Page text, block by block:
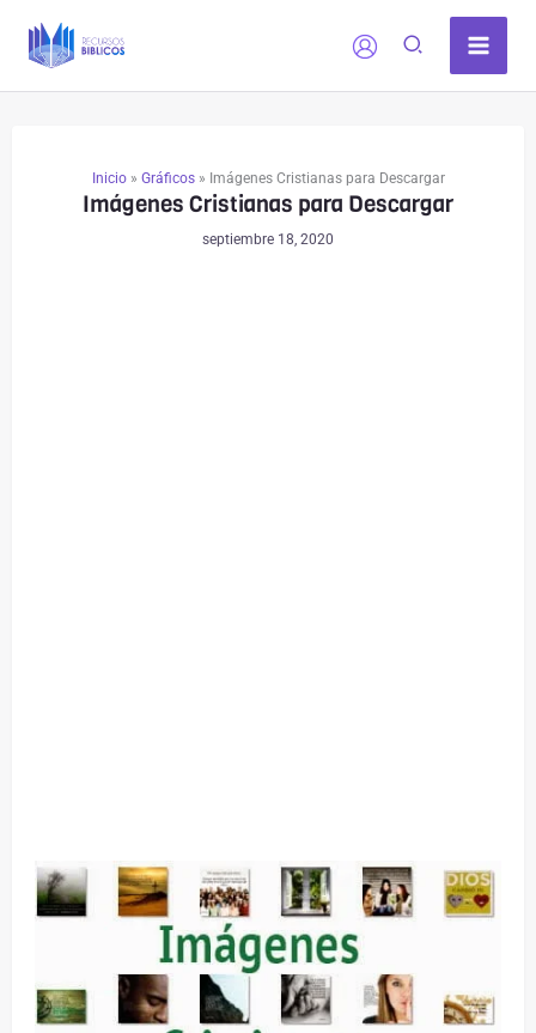
Inicio» Gráficos» Imágenes Cristianas para Descargar
Imágenes Cristianas para Descargar
septiembre 18, 2020